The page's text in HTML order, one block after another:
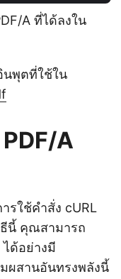
A ที่ได้ลงใน
นพุตที่ใช้ใน
A
รใช้คำสั่ง cURL
ธีนี้ คุณสามารถ
ได้อย่างมี
ผสานอันทรงพลังนี้